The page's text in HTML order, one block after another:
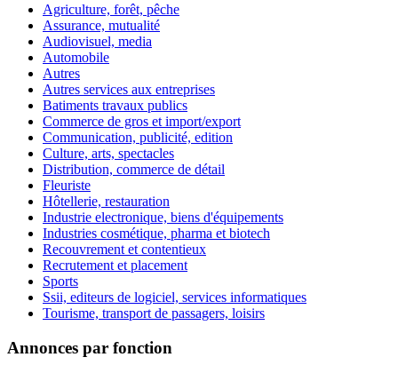
Agriculture, forêt, pêche
Assurance, mutualité
Audiovisuel, media
Automobile
Autres
Autres services aux entreprises
Batiments travaux publics
Commerce de gros et import/export
Communication, publicité, edition
Culture, arts, spectacles
Distribution, commerce de détail
Fleuriste
Hôtellerie, restauration
Industrie electronique, biens d'équipements
Industries cosmétique, pharma et biotech
Recouvrement et contentieux
Recrutement et placement
Sports
Ssii, editeurs de logiciel, services informatiques
Tourisme, transport de passagers, loisirs
Annonces par fonction